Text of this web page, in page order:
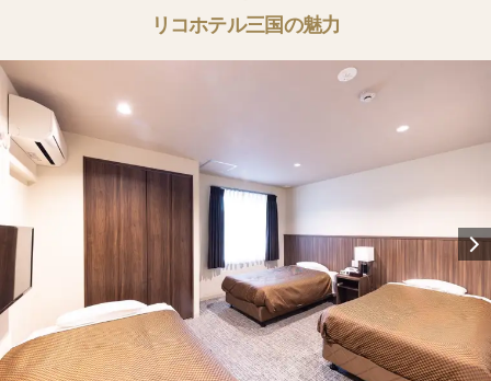
リコホテル三国の魅力